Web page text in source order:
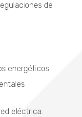
de
energéticos.
eléctrica.